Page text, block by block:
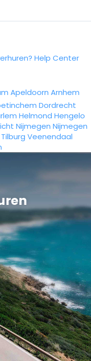
Help Center
Apeldoorn Arnhem
Dordrecht
Helmond Hengelo
Nijmegen Nijmegen
Tilburg Veenendaal